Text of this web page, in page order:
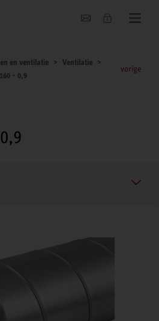
en ventilatie
Ventilatie
- 0,9
vorige